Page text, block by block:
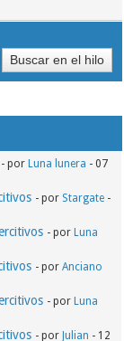
- por Luna lunera - 07
- por Stargate -
- por Luna
- porAnciano
- por Luna
- por Julian - 12